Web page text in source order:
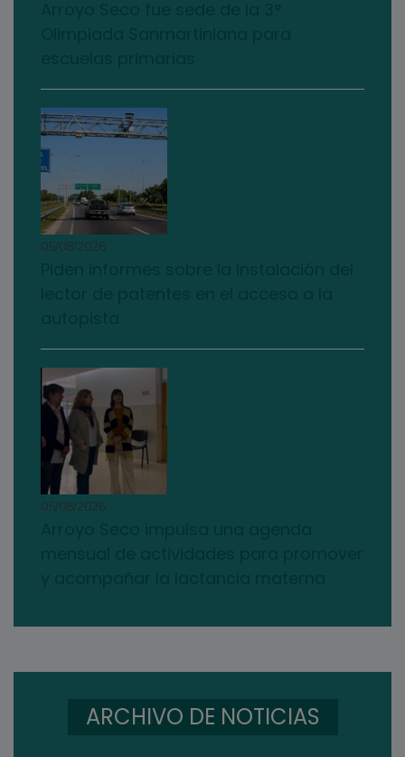
05/08/2026
05/08/2026
ARCHIVO DE NOTICIAS